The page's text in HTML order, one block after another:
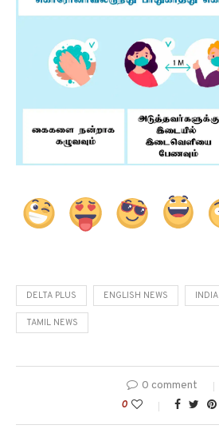
DELTA PLUS ENGLISH NEWS INDIA
TAMIL NEWS
0 comment
0